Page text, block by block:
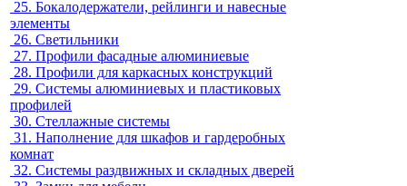
25. Бокалодержатели, рейлинги и навесные
элементы
26. Светильники
27. Профили фасадные алюминиевые
28. Профили для каркасных конструкций
29. Системы алюминиевых и пластиковых
профилей
30. Стеллажные системы
31. Наполнение для шкафов и гардеробных
комнат
32. Системы раздвижных и складных дверей